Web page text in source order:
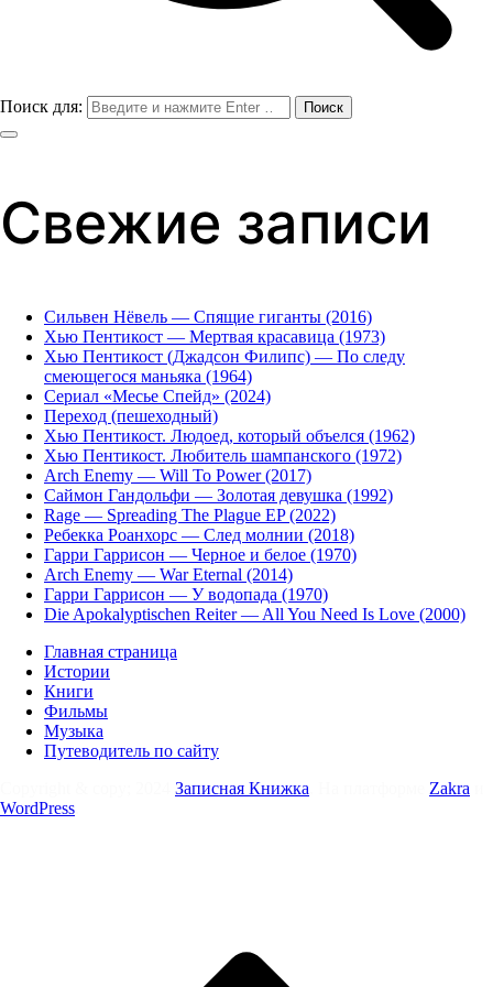
Поиск для:
Свежие записи
Сильвен Нёвель — Спящие гиганты (2016)
Хью Пентикост — Мертвая красавица (1973)
Хью Пентикост (Джадсон Филипс) — По следу
смеющегося маньяка (1964)
Сериал «Месье Спейд» (2024)
Переход (пешеходный)
Хью Пентикост. Людоед, который объелся (1962)
Хью Пентикост. Любитель шампанского (1972)
Arch Enemy — Will To Power (2017)
Саймон Гандольфи — Золотая девушка (1992)
Rage — Spreading The Plague EP (2022)
Ребекка Роанхорс — След молнии (2018)
Гарри Гаррисон — Черное и белое (1970)
Arch Enemy — War Eternal (2014)
Гарри Гаррисон — У водопада (1970)
Die Apokalyptischen Reiter — All You Need Is Love (2000)
Главная страница
Истории
Книги
Фильмы
Музыка
Путеводитель по сайту
Записная Книжка Zakra
WordPress